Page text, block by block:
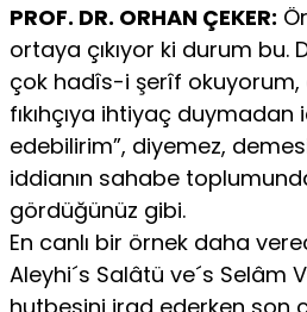
PROF. DR. ORHAN ÇEKER:
ortaya çıkıyor ki durum bu.
çok hadîs-i şerîf okuyorum,
fıkıhçıya ihtiyaç
edebilirim”, diyemez, demesi
iddianın sahabe
gördüğünüz gibi.
En canlı bir örnek daha
Aleyhi´s Salâtü ve´s Selâm